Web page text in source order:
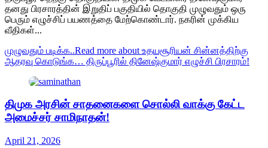
தனது பிரசாரத்தின் இறுதிப் பகுதியில் தொகுதி முழுவதும் ஒரு
பெரும் எழுச்சிப் பயணத்தை மேற்கொண்டார். நகரின் முக்கிய
வீதிகள்...
முழுவதும் படிக்க..Read more about உதயசூரியன் சின்னத்திற்கு
ஆதரவு கொடுங்க… திருப்பூரில் தினேஷ்குமார் எழுச்சி பிரசாரம்!
திமுக அரசின் சாதனைகளை சொல்லி வாக்கு கேட்ட
அமைச்சர் சாமிநாதன்!
April 21, 2026